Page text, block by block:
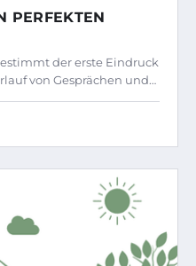
PERFEKTEN
der erste Eindruck
von Gesprächen und…